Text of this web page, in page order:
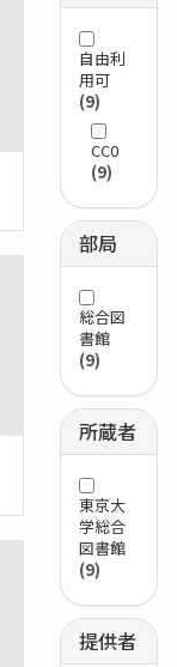
自由利
用可
(9)
CC0
(9)
部局
総合図
書館
(9)
所蔵者
東京大
学総合
図書館
(9)
提供者